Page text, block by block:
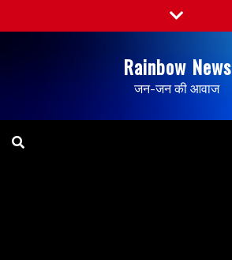
Rainbow News
जन-जन की आवाज